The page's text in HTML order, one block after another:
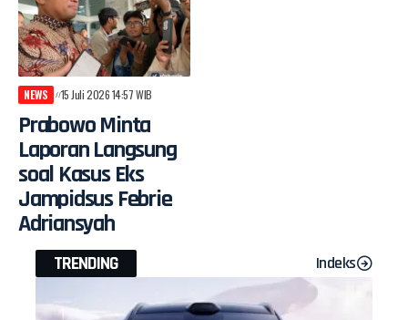
NEWS 15 Juli 2026 14:57 WIB
Prabowo Minta
Laporan Langsung
soal Kasus Eks
Jampidsus Febrie
Adriansyah
TRENDING Indeks